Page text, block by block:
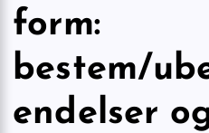
form:
bestem/
endelser